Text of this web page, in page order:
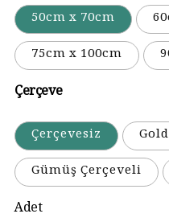
50cm x 70cm
75cm x 100cm
Çerçeve
Çerçevesiz
Gümüş Çerçeveli
Adet